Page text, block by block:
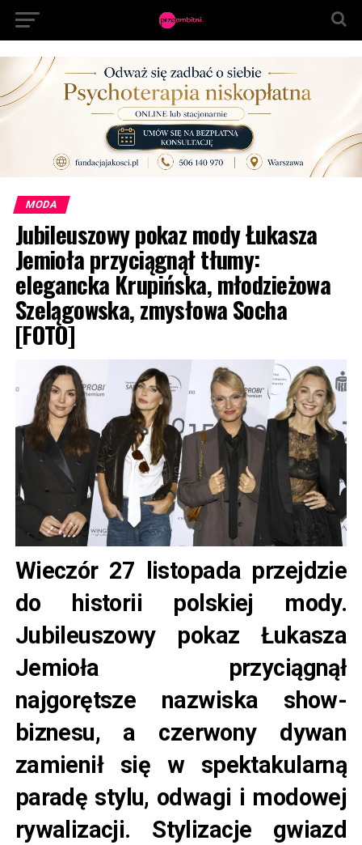
MODA
Jubileuszowy pokaz mody Łukasza
Jemioła przyciągnął tłumy:
elegancka Krupińska, młodzieżowa
Szelągowska, zmysłowa Socha
[FOTO]
Wieczór 27 listopada przejdzie
do historii polskiej mody.
Jubileuszowy pokaz Łukasza
Jemioła przyciągnął
najgorętsze nazwiska show-
biznesu, a czerwony dywan
zamienił się w spektakularną
paradę stylu, odwagi i modowej
rywalizacji. Stylizacje gwiazd